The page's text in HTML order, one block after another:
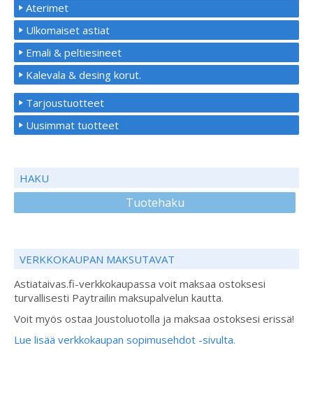
Aterimet
Ulkomaiset astiat
Emali & peltiesineet
Kalevala & desing korut.
Tarjoustuotteet
Uusimmat tuotteet
HAKU
Tuotehaku
VERKKOKAUPAN MAKSUTAVAT
Astiataivas.fi-verkkokaupassa voit maksaa ostoksesi
turvallisesti Paytrailin maksupalvelun kautta.
Voit myös ostaa Joustoluotolla ja maksaa ostoksesi erissä!
Lue lisää verkkokaupan sopimusehdot -sivulta.